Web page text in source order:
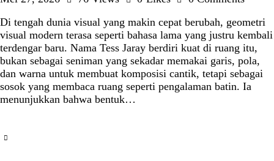
Di tengah dunia visual yang makin cepat berubah, geometri
visual modern terasa seperti bahasa lama yang justru kembali
terdengar baru. Nama Tess Jaray berdiri kuat di ruang itu,
bukan sebagai seniman yang sekadar memakai garis, pola,
dan warna untuk membuat komposisi cantik, tetapi sebagai
sosok yang membaca ruang seperti pengalaman batin. Ia
menunjukkan bahwa bentuk…